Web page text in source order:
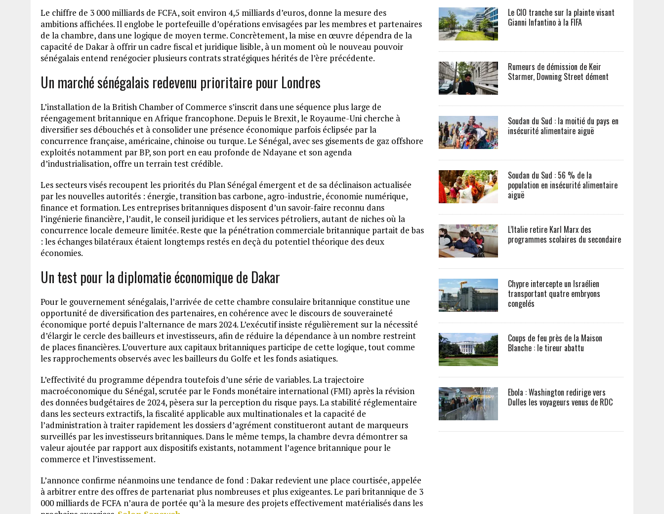
Le chiffre de 3 000 milliards de FCFA, soit environ 4,5 milliards d’euros, donne la mesure des
ambitions affichées. Il englobe le portefeuille d’opérations envisagées par les membres et partenaires
de la chambre, dans une logique de moyen terme. Concrètement, la mise en œuvre dépendra de la
capacité de Dakar à offrir un cadre fiscal et juridique lisible, à un moment où le nouveau pouvoir
sénégalais entend renégocier plusieurs contrats stratégiques hérités de l’ère précédente.
Un marché sénégalais redevenu prioritaire pour Londres
L’installation de la British Chamber of Commerce s’inscrit dans une séquence plus large de
réengagement britannique en Afrique francophone. Depuis le Brexit, le Royaume-Uni cherche à
diversifier ses débouchés et à consolider une présence économique parfois éclipsée par la
concurrence française, américaine, chinoise ou turque. Le Sénégal, avec ses gisements de gaz offshore
exploités notamment par BP, son port en eau profonde de Ndayane et son agenda
d’industrialisation, offre un terrain test crédible.
Les secteurs visés recoupent les priorités du Plan Sénégal émergent et de sa déclinaison actualisée
par les nouvelles autorités : énergie, transition bas carbone, agro-industrie, économie numérique,
finance et formation. Les entreprises britanniques disposent d’un savoir-faire reconnu dans
l’ingénierie financière, l’audit, le conseil juridique et les services pétroliers, autant de niches où la
concurrence locale demeure limitée. Reste que la pénétration commerciale britannique partait de bas
: les échanges bilatéraux étaient longtemps restés en deçà du potentiel théorique des deux
économies.
Un test pour la diplomatie économique de Dakar
Pour le gouvernement sénégalais, l’arrivée de cette chambre consulaire britannique constitue une
opportunité de diversification des partenaires, en cohérence avec le discours de souveraineté
économique porté depuis l’alternance de mars 2024. L’exécutif insiste régulièrement sur la nécessité
d’élargir le cercle des bailleurs et investisseurs, afin de réduire la dépendance à un nombre restreint
de places financières. L’ouverture aux capitaux britanniques participe de cette logique, tout comme
les rapprochements observés avec les bailleurs du Golfe et les fonds asiatiques.
L’effectivité du programme dépendra toutefois d’une série de variables. La trajectoire
macroéconomique du Sénégal, scrutée par le Fonds monétaire international (FMI) après la révision
des données budgétaires de 2024, pèsera sur la perception du risque pays. La stabilité réglementaire
dans les secteurs extractifs, la fiscalité applicable aux multinationales et la capacité de
l’administration à traiter rapidement les dossiers d’agrément constitueront autant de marqueurs
surveillés par les investisseurs britanniques. Dans le même temps, la chambre devra démontrer sa
valeur ajoutée par rapport aux dispositifs existants, notamment l’agence britannique pour le
commerce et l’investissement.
L’annonce confirme néanmoins une tendance de fond : Dakar redevient une place courtisée, appelée
à arbitrer entre des offres de partenariat plus nombreuses et plus exigeantes. Le pari britannique de 3
000 milliards de FCFA n’aura de portée qu’à la mesure des projets effectivement matérialisés dans les
Le CIO tranche sur la plainte visant
Gianni Infantino à la FIFA
Rumeurs de démission de Keir
Starmer, Downing Street dément
Soudan du Sud : la moitié du pays en
insécurité alimentaire aiguë
Soudan du Sud : 56 % de la
population en insécurité alimentaire
aiguë
L’Italie retire Karl Marx des
programmes scolaires du secondaire
Chypre intercepte un Israélien
transportant quatre embryons
congelés
Coups de feu près de la Maison
Blanche : le tireur abattu
Ebola : Washington redirige vers
Dulles les voyageurs venus de RDC